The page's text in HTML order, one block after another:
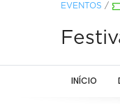
EVENTOS /
INÍCIO